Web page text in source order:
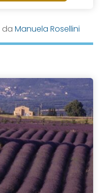
da Manuela Rosellini